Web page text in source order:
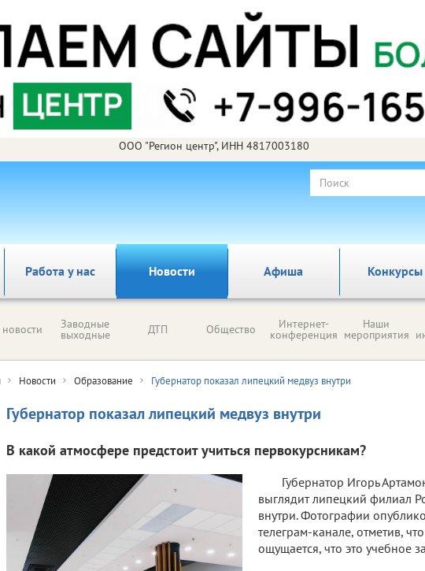
ООО "Регион центр", ИНН 4817003180
Работа у нас Новости Афиша Конкурсы
новости Заводные
выходные ДТП Общество Интернет-
конференция
Наши
мероприятия
Новости Образование Губернатор показал липецкий медвуз внутри
Губернатор показал липецкий медвуз внутри
В какой атмосфере предстоит учиться первокурсникам?
Губернатор Игорь
выглядит липецкий филиал
внутри. Фотографии
телеграм-канале, отметив,
ощущается, что это учебное